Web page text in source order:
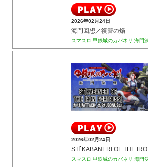
2026年02月24日
海門回想／復讐の焔
スマスロ 甲鉄城のカバネリ 海門
2026年02月24日
スマスロ 甲鉄城のカバネリ 海門